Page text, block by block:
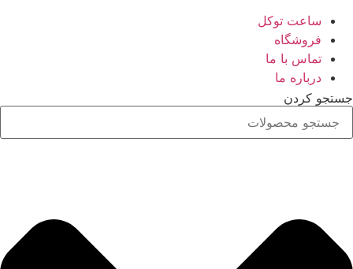
ساعت توکل
فروشگاه
تماس با ما
درباره ما
جستجو کردن